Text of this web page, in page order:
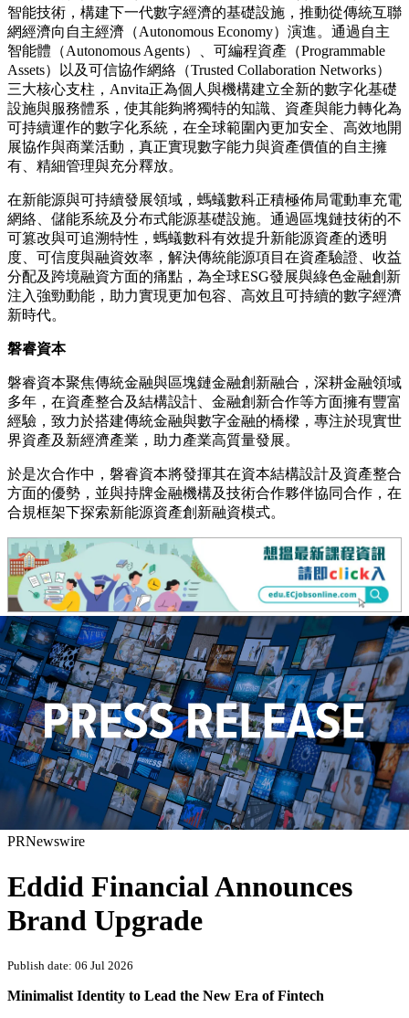
智能技術，構建下一代數字經濟的基礎設施，推動從傳統互聯
網經濟向自主經濟（Autonomous Economy）演進。通過自主
智能體（Autonomous Agents）、可編程資產（Programmable
Assets）以及可信協作網絡（Trusted Collaboration Networks）
三大核心支柱，Anvita正為個人與機構建立全新的數字化基礎
設施與服務體系，使其能夠將獨特的知識、資產與能力轉化為
可持續運作的數字化系統，在全球範圍內更加安全、高效地開
展協作與商業活動，真正實現數字能力與資產價值的自主擁
有、精細管理與充分釋放。
在新能源與可持續發展領域，螞蟻數科正積極佈局電動車充電
網絡、儲能系統及分布式能源基礎設施。通過區塊鏈技術的不
可篡改與可追溯特性，螞蟻數科有效提升新能源資產的透明
度、可信度與融資效率，解決傳統能源項目在資產驗證、收益
分配及跨境融資方面的痛點，為全球ESG發展與綠色金融創新
注入強勁動能，助力實現更加包容、高效且可持續的數字經濟
新時代。
磐睿資本
磐睿資本聚焦傳統金融與區塊鏈金融創新融合，深耕金融領域
多年，在資產整合及結構設計、金融創新合作等方面擁有豐富
經驗，致力於搭建傳統金融與數字金融的橋樑，專注於現實世
界資產及新經濟產業，助力產業高質量發展。
於是次合作中，磐睿資本將發揮其在資本結構設計及資產整合
方面的優勢，並與持牌金融機構及技術合作夥伴協同合作，在
合規框架下探索新能源資產創新融資模式。
PRNewswire
Eddid Financial Announces
Brand Upgrade
Publish date: 06 Jul 2026
Minimalist Identity to Lead the New Era of Fintech